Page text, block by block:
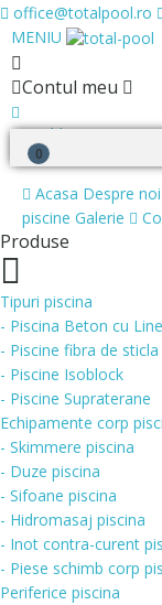
office@totalpool.ro
MENIU
Contul meu
0Wishlist
0Cosul meu
Acasa Despre noi
piscine Galerie
Produse
Tipuri piscina
- Piscina Beton cu
- Piscine fibra de sticla
- Piscine Isoblock
- Piscine Supraterane
Echipamente corp
- Skimmere piscina
- Duze piscina
- Sifoane piscina
- Hidromasaj piscina
- Inot contra-curent
- Piese schimb corp
Periferice piscina